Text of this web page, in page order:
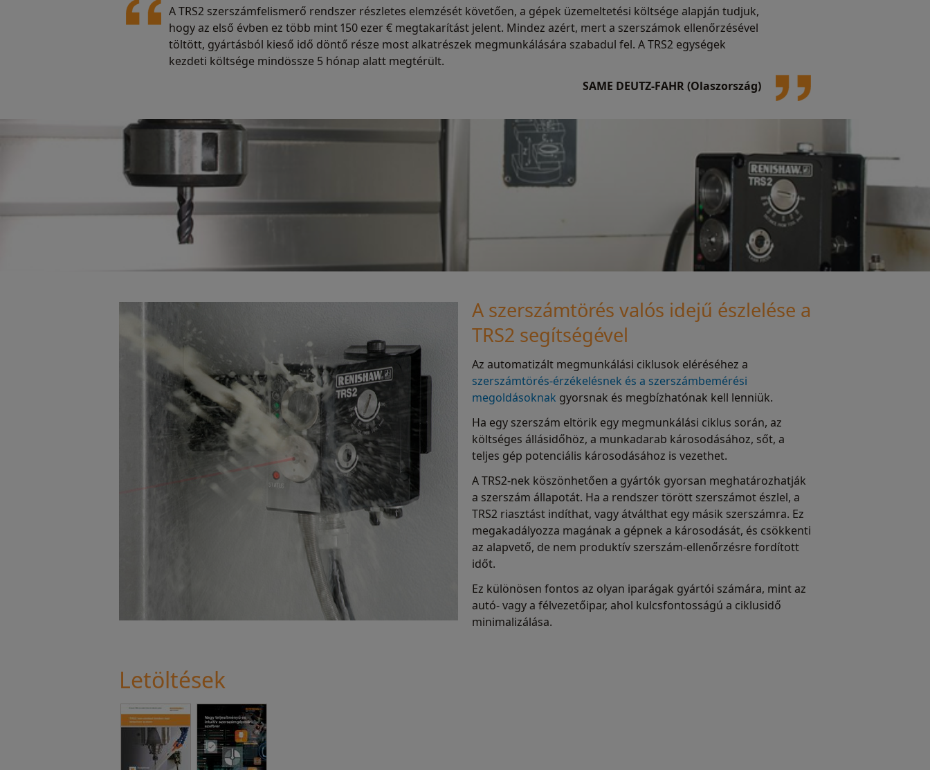
A TRS2 szerszámfelismerő rendszer részletes elemzését követően, a gépek üzemeltetési költsége alapján tudjuk,
hogy az első évben ez több mint 150 ezer € megtakarítást jelent. Mindez azért, mert a szerszámok ellenőrzésével
töltött, gyártásból kieső idő döntő része most alkatrészek megmunkálására szabadul fel. A TRS2 egységek
kezdeti költsége mindössze 5 hónap alatt megtérült.
SAME DEUTZ-FAHR (Olaszország)
A szerszámtörés valós idejű észlelése a
TRS2 segítségével
Az automatizált megmunkálási ciklusok eléréséhez a
szerszámtörés-érzékelésnek és a szerszámbemérési
megoldásoknak gyorsnak és megbízhatónak kell lenniük.
Ha egy szerszám eltörik egy megmunkálási ciklus során, az
költséges állásidőhöz, a munkadarab károsodásához, sőt, a
teljes gép potenciális károsodásához is vezethet.
A TRS2-nek köszönhetően a gyártók gyorsan meghatározhatják
a szerszám állapotát. Ha a rendszer törött szerszámot észlel, a
TRS2 riasztást indíthat, vagy átválthat egy másik szerszámra. Ez
megakadályozza magának a gépnek a károsodását, és csökkenti
az alapvető, de nem produktív szerszám-ellenőrzésre fordított
időt.
Ez különösen fontos az olyan iparágak gyártói számára, mint az
autó- vagy a félvezetőipar, ahol kulcsfontosságú a ciklusidő
minimalizálása.
Letöltések